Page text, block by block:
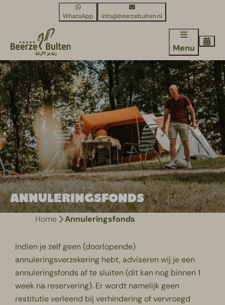
WhatsApp info@beerzebulten.nl
Menu
ANNULERINGSFONDS
Home Annuleringsfonds
Indien je zelf geen (doorlopende)
annuleringsverzekering hebt, adviseren wij je een
annuleringsfonds af te sluiten (dit kan nog binnen 1
week na reservering). Er wordt namelijk geen
restitutie verleend bij verhindering of vervroegd